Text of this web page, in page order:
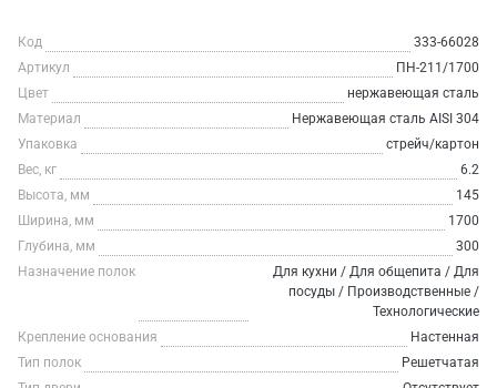
Код
333-66028
Артикул
ПН-211/1700
Цвет
нержавеющая сталь
Материал
Нержавеющая сталь AISI 304
Упаковка
стрейч/картон
Вес, кг
6.2
Высота, мм
145
Ширина, мм
1700
Глубина, мм
300
Назначение полок
Для кухни / Для общепита / Для
посуды / Производственные /
Технологические
Крепление основания
Настенная
Тип полок
Решетчатая